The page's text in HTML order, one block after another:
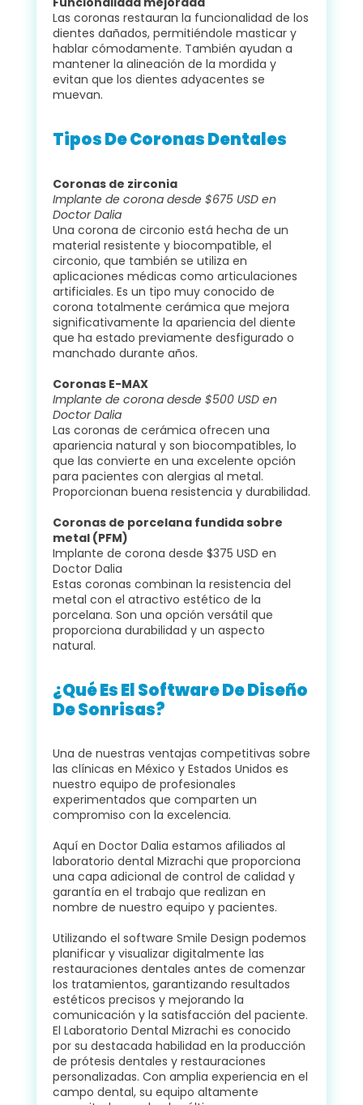
Las coronas restauran la funcionalidad de los
dientes dañados, permitiéndole masticar y
hablar cómodamente. También ayudan a
mantener la alineación de la mordida y
evitan que los dientes adyacentes se
muevan.
Tipos De Coronas Dentales
Coronas de zirconia
Implante de corona desde $675 USD en
Doctor Dalia
Una corona de circonio está hecha de un
material resistente y biocompatible, el
circonio, que también se utiliza en
aplicaciones médicas como articulaciones
artificiales. Es un tipo muy conocido de
corona totalmente cerámica que mejora
significativamente la apariencia del diente
que ha estado previamente desfigurado o
manchado durante años.
Coronas E-MAX
Implante de corona desde $500 USD en
Doctor Dalia
Las coronas de cerámica ofrecen una
apariencia natural y son biocompatibles, lo
que las convierte en una excelente opción
para pacientes con alergias al metal.
Proporcionan buena resistencia y durabilidad.
Coronas de porcelana fundida sobre
metal (PFM)
Implante de corona desde $375 USD en
Doctor Dalia
Estas coronas combinan la resistencia del
metal con el atractivo estético de la
porcelana. Son una opción versátil que
proporciona durabilidad y un aspecto
natural.
¿Qué Es El Software De Diseño
De Sonrisas?
Una de nuestras ventajas competitivas sobre
las clínicas en México y Estados Unidos es
nuestro equipo de profesionales
experimentados que comparten un
compromiso con la excelencia.
Aquí en Doctor Dalia estamos afiliados al
laboratorio dental Mizrachi que proporciona
una capa adicional de control de calidad y
garantía en el trabajo que realizan en
nombre de nuestro equipo y pacientes.
Utilizando el software Smile Design podemos
planificar y visualizar digitalmente las
restauraciones dentales antes de comenzar
los tratamientos, garantizando resultados
estéticos precisos y mejorando la
comunicación y la satisfacción del paciente.
El Laboratorio Dental Mizrachi es conocido
por su destacada habilidad en la producción
de prótesis dentales y restauraciones
personalizadas. Con amplia experiencia en el
campo dental, su equipo altamente